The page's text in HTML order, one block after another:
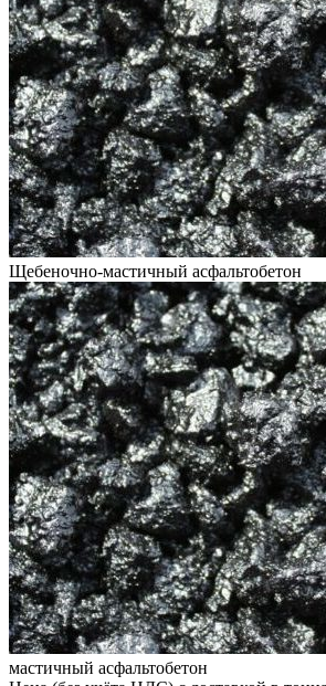
Щебеночно-мастичный асфальтобетон
мастичный асфальтобетон